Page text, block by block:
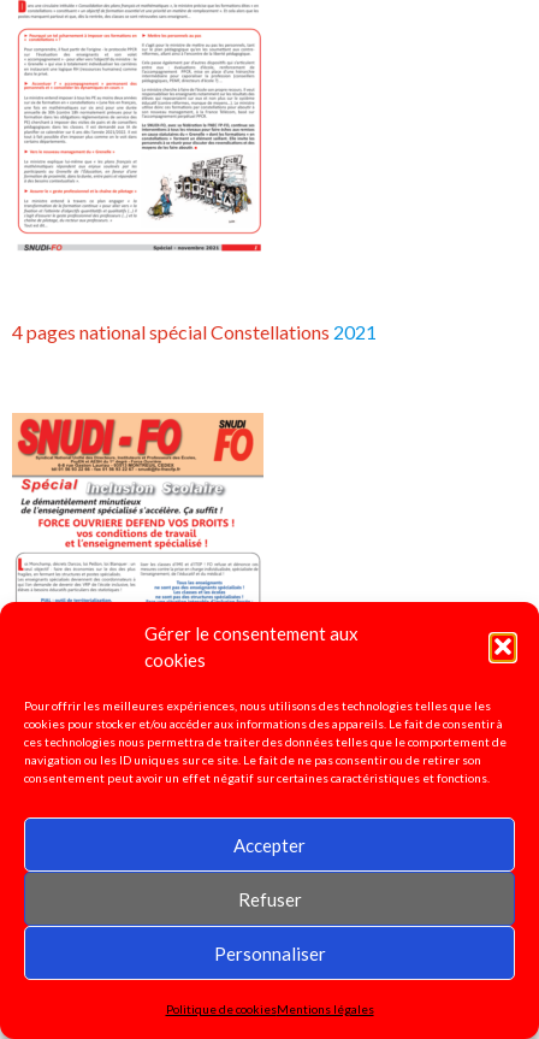
Gérer le consentement aux
cookies
Pour offrir les meilleures expériences, nous utilisons des technologies telles que les
cookies pour stocker et/ou accéder aux informations des appareils. Le fait de consentir à
ces technologies nous permettra de traiter des données telles que le comportement de
navigation ou les ID uniques sur ce site. Le fait de ne pas consentir ou de retirer son
consentement peut avoir un effet négatif sur certaines caractéristiques et fonctions.
Accepter
Refuser
Personnaliser
Politique de cookiesMentions légales
4 pages national spécial Constellations 2021
4 pages spécial "Ecole Inclusive"2020